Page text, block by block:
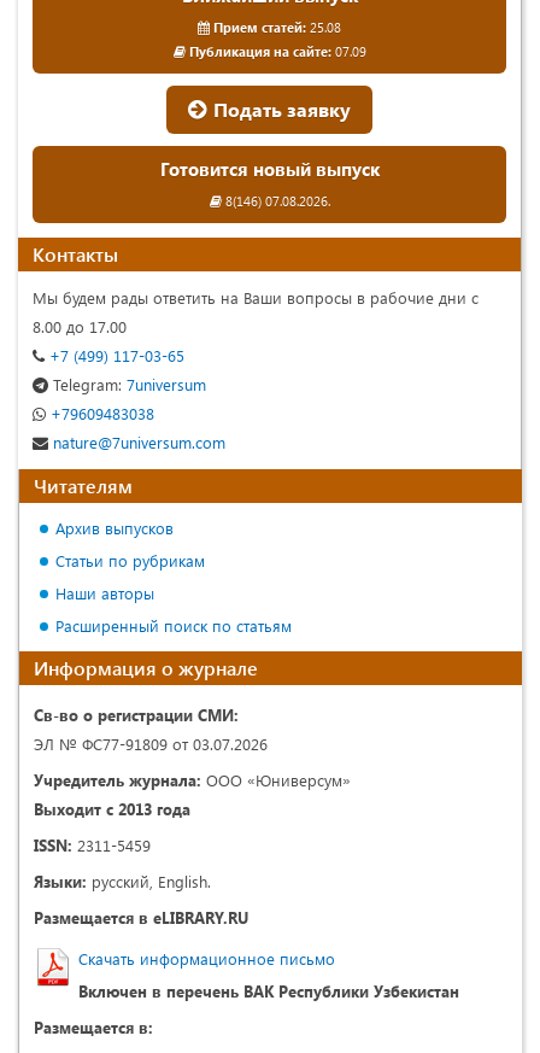
Прием статей: 25.08
Публикация на сайте:07.09
Подать заявку
Готовится новый выпуск
8(146) 07.08.2026.
Контакты
Мы будем рады ответить на Ваши вопросы в рабочие дни с
8.00 до 17.00
+7 (499) 117-03-65
Telegram: 7universum
+79609483038
nature@7universum.com
Читателям
Архив выпусков
Статьи по рубрикам
Наши авторы
Расширенный поиск по статьям
Информация о журнале
Св-во о регистрации СМИ:
ЭЛ № ФС77-91809 от 03.07.2026
Учредитель журнала: ООО «Юниверсум»
Выходит с 2013 года
ISSN: 2311-5459
Языки: русский, English.
Размещается в eLIBRARY.RU
Скачать информационное письмо
Включен в перечень ВАК Республики Узбекистан
Размещается в: